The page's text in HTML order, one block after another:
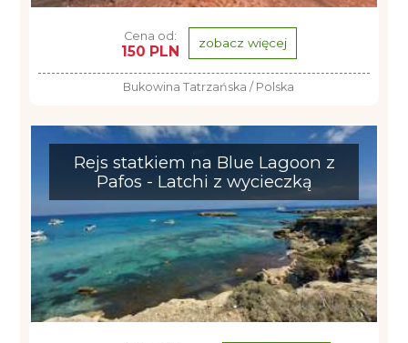
Cena od:
150 PLN zobacz więcej
Bukowina Tatrzańska / Polska
Rejs statkiem na Blue Lagoon z
Pafos - Latchi z wycieczką